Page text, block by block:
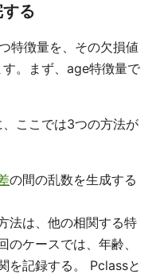
る
特徴量を、その欠損値
。まず、age特徴量で
ここでは3つの方法が
の間の乱数を生成する
法は、他の相関する特
ケースでは、年齢、
を記録する。 Pclassと